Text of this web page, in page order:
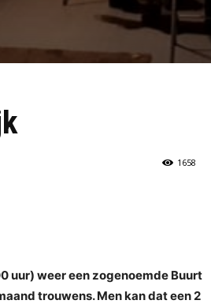
1658
uur) weer een zogenoemde Buurt
trouwens. Men kan dat een 2